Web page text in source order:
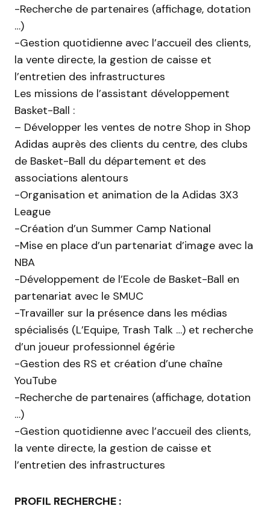
-Recherche de partenaires (affichage, dotation
…)
-Gestion quotidienne avec l’accueil des clients,
la vente directe, la gestion de caisse et
l’entretien des infrastructures
Les missions de l’assistant développement
Basket-Ball :
– Développer les ventes de notre Shop in Shop
Adidas auprès des clients du centre, des clubs
de Basket-Ball du département et des
associations alentours
-Organisation et animation de la Adidas 3X3
League
-Création d’un Summer Camp National
-Mise en place d’un partenariat d’image avec la
NBA
-Développement de l’Ecole de Basket-Ball en
partenariat avec le SMUC
-Travailler sur la présence dans les médias
spécialisés (L’Equipe, Trash Talk …) et recherche
d’un joueur professionnel égérie
-Gestion des RS et création d’une chaîne
YouTube
-Recherche de partenaires (affichage, dotation
…)
-Gestion quotidienne avec l’accueil des clients,
la vente directe, la gestion de caisse et
l’entretien des infrastructures
PROFIL RECHERCHE :